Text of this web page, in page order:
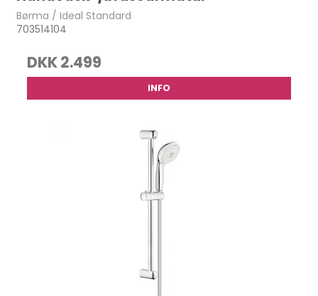
Børma / Ideal Standard
703514104
DKK 2.499
INFO